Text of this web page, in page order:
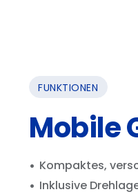
FUNKTIONEN
Mobile
Kompaktes,
Inklusive